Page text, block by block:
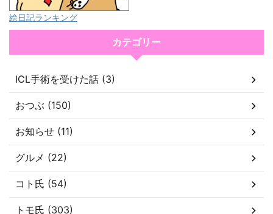
絵日記ランキング
カテゴリー
ICL手術を受けた話 (3)
おつぶ (150)
お知らせ (11)
グルメ (22)
コト氏 (54)
トモ氏 (303)